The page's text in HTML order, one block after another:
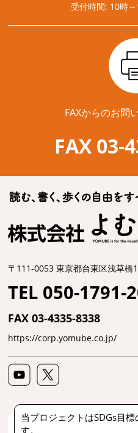
受付時間: 10時
FAXからのお問
FAX 03-
〒111-0053 東京都台東区浅草橋
TEL 050-1791-
FAX 03-4335-8338
https://corp.yomube.co.jp/
当プロジェクトはSDGs目
す。